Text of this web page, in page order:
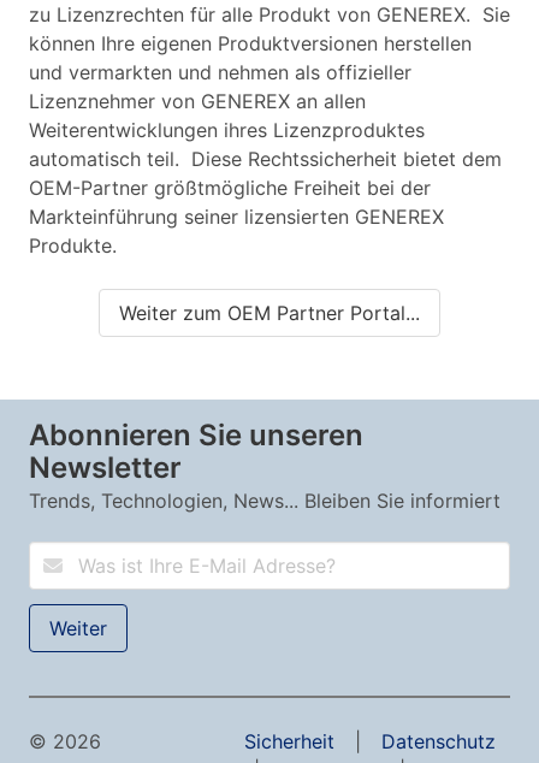
zu Lizenzrechten für alle Produkt von GENEREX. Sie
können Ihre eigenen Produktversionen herstellen
und vermarkten und nehmen als offizieller
Lizenznehmer von GENEREX an allen
Weiterentwicklungen ihres Lizenzproduktes
automatisch teil. Diese Rechtssicherheit bietet dem
OEM-Partner größtmögliche Freiheit bei der
Markteinführung seiner lizensierten GENEREX
Produkte.
Weiter zum OEM Partner Portal...
Abonnieren Sie unseren
Newsletter
Trends, Technologien, News... Bleiben Sie informiert
© 2026
Sicherheit
Datenschutz